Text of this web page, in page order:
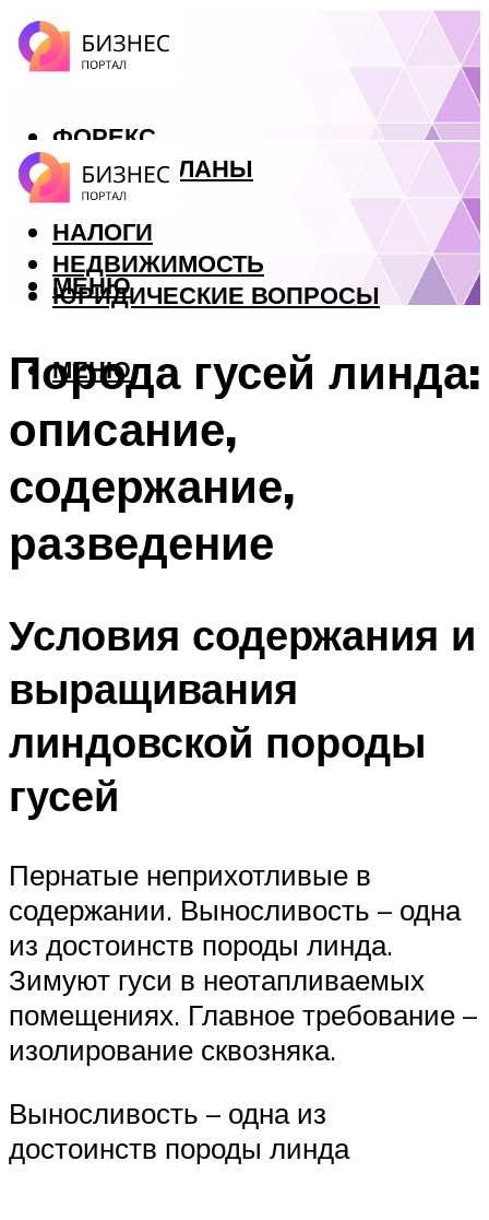
ФОРЕКС
БИЗНЕС ПЛАНЫ
КРЕДИТЫ
НАЛОГИ
НЕДВИЖИМОСТЬ
ЮРИДИЧЕСКИЕ ВОПРОСЫ
МЕНЮ
МЕНЮ
Порода гусей линда:
описание,
содержание,
разведение
Условия содержания и
выращивания
линдовской породы
гусей
Пернатые неприхотливые в
содержании. Выносливость – одна
из достоинств породы линда.
Зимуют гуси в неотапливаемых
помещениях. Главное требование –
изолирование сквозняка.
Выносливость – одна из
достоинств породы линда